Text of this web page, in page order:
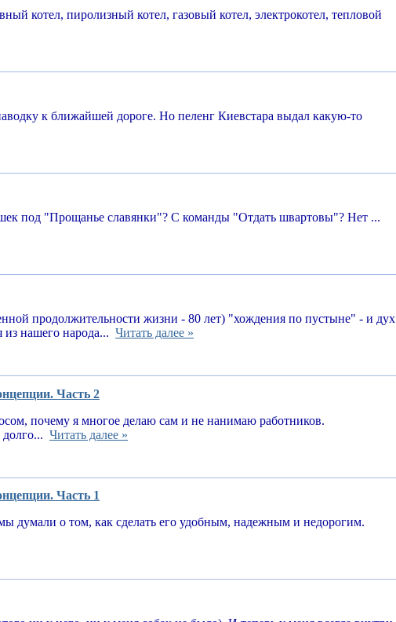
котел, пиролизный котел, газовый котел, электрокотел, тепловой
к ближайшей дороге. Но пеленг Киевстара выдал какую-то
под "Прощанье славянки"? С команды "Отдать швартовы"? Нет ...
продолжительности жизни - 80 лет) "хождения по пустыне" - и дух
из нашего народа... Читать далее »
Часть 2
почему я многое делаю сам и не нанимаю работников.
Читать далее »
Часть 1
думали о том, как сделать его удобным, надежным и недорогим.